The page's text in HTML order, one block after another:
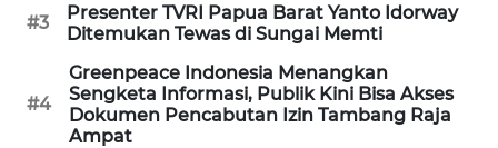
#3
Presenter TVRI Papua Barat Yanto Idorway
Ditemukan Tewas di Sungai Memti
#4
Greenpeace Indonesia Menangkan
Sengketa Informasi, Publik Kini Bisa Akses
Dokumen Pencabutan Izin Tambang Raja
Ampat
TIMUR
WN
SEMARANG